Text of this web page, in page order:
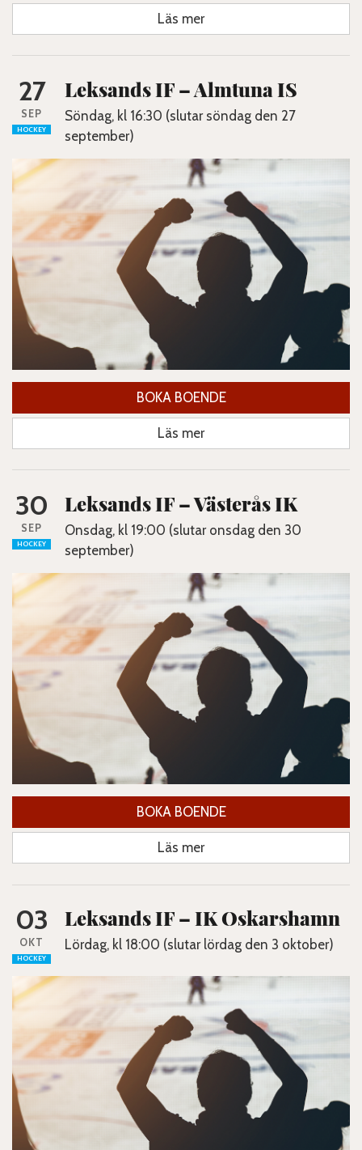
Läs mer
27
SEP
HOCKEY
Leksands IF – Almtuna IS
Söndag, kl 16:30 (slutar söndag den 27
september)
BOKA BOENDE
Läs mer
30
SEP
HOCKEY
Leksands IF – Västerås IK
Onsdag, kl 19:00 (slutar onsdag den 30
september)
BOKA BOENDE
Läs mer
03
OKT
HOCKEY
Leksands IF – IK Oskarshamn
Lördag, kl 18:00 (slutar lördag den 3 oktober)